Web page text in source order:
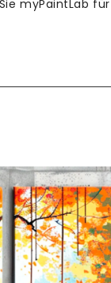
myPaintLab für